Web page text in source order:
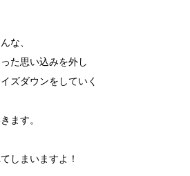
な、
た思い込みを外し
ズダウンをしていく
ます。
しまいますよ！